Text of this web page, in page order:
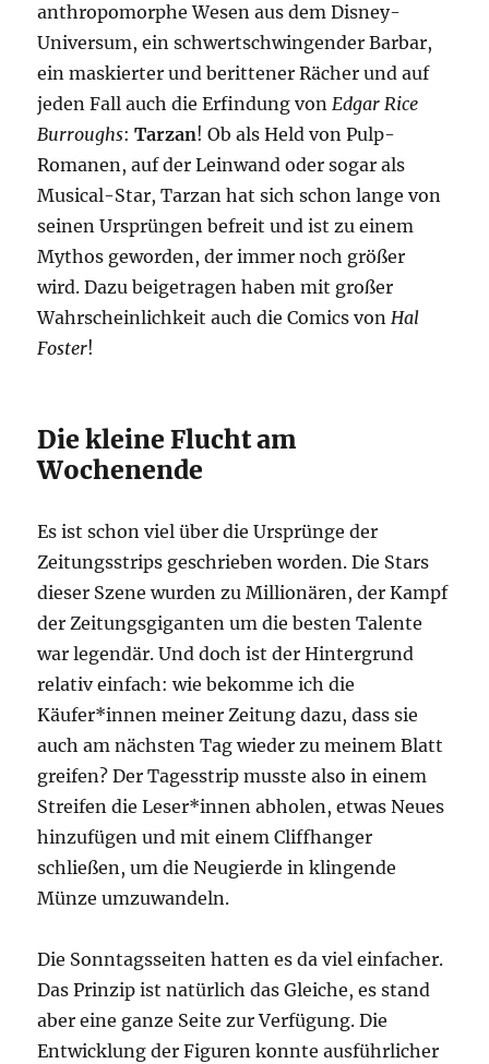
anthropomorphe Wesen aus dem Disney-
Universum, ein schwertschwingender Barbar,
ein maskierter und berittener Rächer und auf
jeden Fall auch die Erfindung vonEdgar Rice
Burroughs:Tarzan! Ob als Held von Pulp-
Romanen, auf der Leinwand oder sogar als
Musical-Star, Tarzan hat sich schon lange von
seinen Ursprüngen befreit und ist zu einem
Mythos geworden, der immer noch größer
wird. Dazu beigetragen haben mit großer
Wahrscheinlichkeit auch die Comics vonHal
Foster!
Die kleine Flucht am
Wochenende
Es ist schon viel über die Ursprünge der
Zeitungsstrips geschrieben worden. Die Stars
dieser Szene wurden zu Millionären, der Kampf
der Zeitungsgiganten um die besten Talente
war legendär. Und doch ist der Hintergrund
relativ einfach: wie bekomme ich die
Käufer*innen meiner Zeitung dazu, dass sie
auch am nächsten Tag wieder zu meinem Blatt
greifen? Der Tagesstrip musste also in einem
Streifen die Leser*innen abholen, etwas Neues
hinzufügen und mit einem Cliffhanger
schließen, um die Neugierde in klingende
Münze umzuwandeln.
Die Sonntagsseiten hatten es da viel einfacher.
Das Prinzip ist natürlich das Gleiche, es stand
aber eine ganze Seite zur Verfügung. Die
Entwicklung der Figuren konnte ausführlicher